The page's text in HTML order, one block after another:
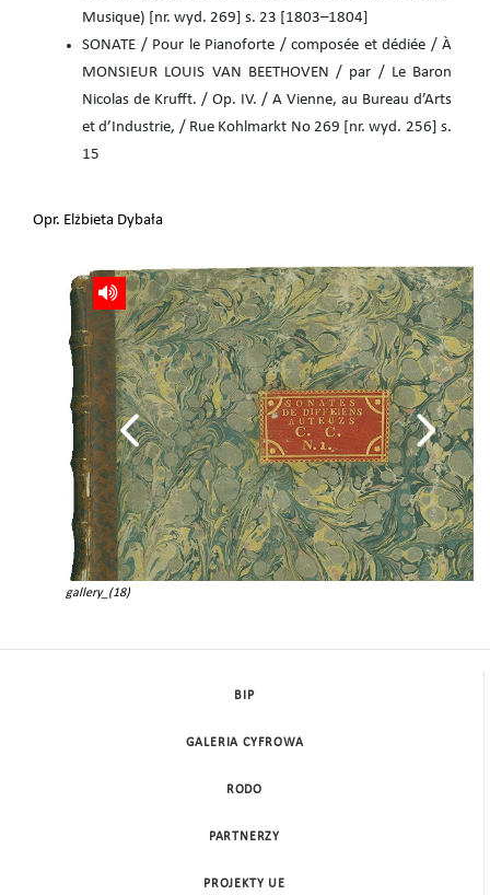
Musique) [nr. wyd. 269] s. 23 [1803–1804]
SONATE / Pour le Pianoforte / composée et dédiée / À
MONSIEUR LOUIS VAN BEETHOVEN / par / Le Baron
Nicolas de Krufft. / Op. IV. / A Vienne, au Bureau d’Arts
et d’Industrie, / Rue Kohlmarkt No 269 [nr. wyd. 256] s.
15
Opr. Elżbieta Dybała
gallery_(18)
BIP
GALERIA CYFROWA
RODO
PARTNERZY
PROJEKTY UE